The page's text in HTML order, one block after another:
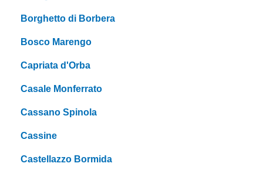
Borghetto di Borbera
Bosco Marengo
Capriata d'Orba
Casale Monferrato
Cassano Spinola
Cassine
Castellazzo Bormida